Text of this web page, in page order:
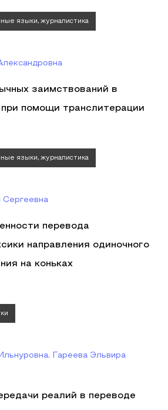
языки, журналистика
заимствований в
помощи транслитерации
языки, журналистика
перевода
направления одиночного
на коньках
Гареева Эльвира
реалий в переводе